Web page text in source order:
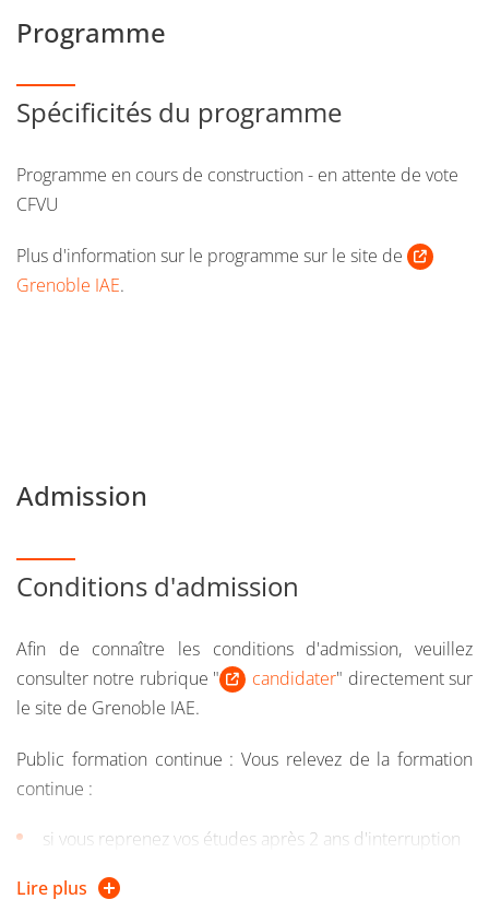
Programme
Spécificités du programme
Programme en cours de construction - en attente de vote
CFVU
Plus d'information sur le programme sur le site de
Grenoble IAE.
Admission
Conditions d'admission
Afin de connaître les conditions d'admission, veuillez
consulter notre rubrique "
candidater" directement sur
le site de Grenoble IAE.
Public formation continue : Vous relevez de la formation
continue :
si vous reprenez vos études après 2 ans d'interruption
Lire plus